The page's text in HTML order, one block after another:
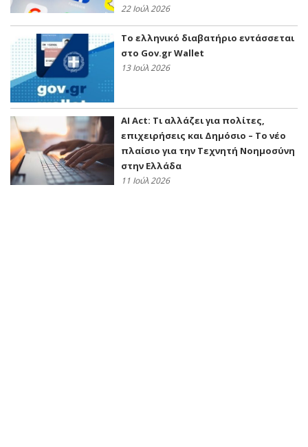
22 Ιούλ 2026
Το ελληνικό διαβατήριο εντάσσεται
στο Gov.gr Wallet
13 Ιούλ 2026
AI Act: Τι αλλάζει για πολίτες,
επιχειρήσεις και Δημόσιο – Το νέο
πλαίσιο για την Τεχνητή Νοημοσύνη
στην Ελλάδα
11 Ιούλ 2026